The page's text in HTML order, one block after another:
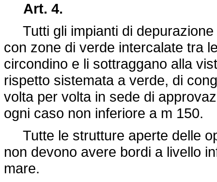
Art. 4.
Tutti gli impianti di depurazione
con zone di verde intercalate tra
circondino e li sottraggano alla
rispetto sistemata a verde, di
volta per volta in sede di
ogni caso non inferiore a m 150.
Tutte le strutture aperte delle
non devono avere bordi a livello
mare.